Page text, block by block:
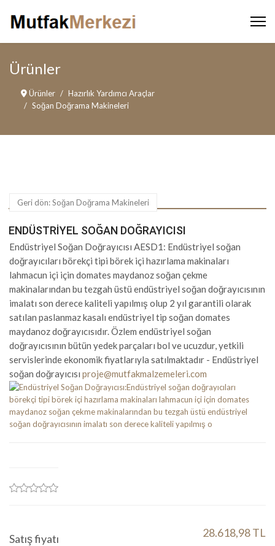
Ürünler
Ürünler
Hazırlık Yardımcı Araçlar
Soğan Doğrama Makineleri
Geri dön: Soğan Doğrama Makineleri
ENDÜSTRIYEL SOĞAN DOĞRAYICISI
Endüstriyel Soğan Doğrayıcısı AESD1: Endüstriyel soğan
doğrayıcıları börekçi tipi börek içi hazırlama makinaları
lahmacun içi için domates maydanoz soğan çekme
makinalarından bu tezgah üstü endüstriyel soğan doğrayıcısının
imalatı son derece kaliteli yapılmış olup 2 yıl garantili olarak
satılan paslanmaz kasalı endüstriyel tip soğan domates
maydanoz doğrayıcısıdır. Özlem endüstriyel soğan
doğrayıcısının bütün yedek parçaları bol ve ucuzdur, yetkili
servislerinde ekonomik fiyatlarıyla satılmaktadır - Endüstriyel
soğan doğrayıcısı proje@mutfakmalzemeleri.com
Satış fiyatı 28.618,98 TL